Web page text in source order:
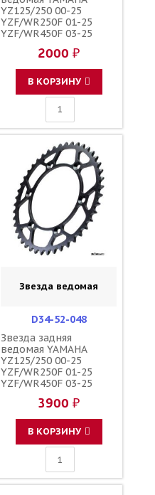
YZ125/250 00-25
YZF/WR250F 01-25
YZF/WR450F 03-25
зубов 41 / MXT 1-3592-
41 JTR251 150U-520-41
2000 ₽
В КОРЗИНУ
Звезда ведомая
D34-52-048
Звезда задняя
ведомая YAMAHA
YZ125/250 00-25
YZF/WR250F 01-25
YZF/WR450F 03-25
зубов 48 / DRC JTR251
1-3592-48 17D-25448-
50-00 5GS-25448-50-00
3900 ₽
В КОРЗИНУ